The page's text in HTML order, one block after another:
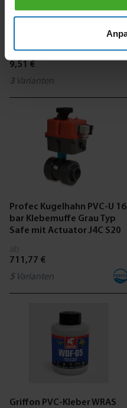
Druckrohr PVC-U ISO
ab
9,51 €
3 Varianten
Profec Kugelhahn PVC-U 16
bar Klebemuffe Grau Typ
Safe mit Actuator J4C S20
711,77 €
5 Varianten
Griffon PVC-Kleber WRAS